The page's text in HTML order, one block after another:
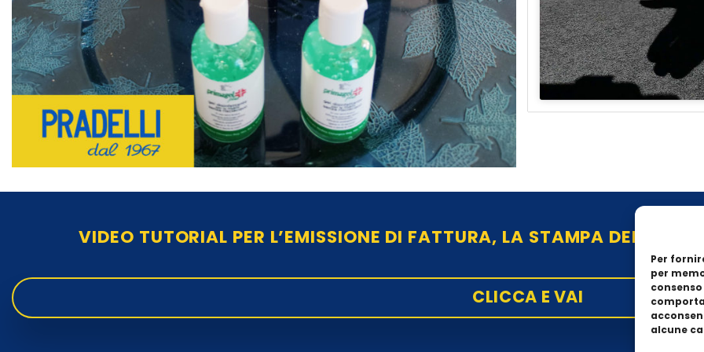
Per
per
alcune
VIDEO TUTORIAL PER L’EMISSIONE DI FATTURA, LA STAMPA DELLA
CLICCA E VAI